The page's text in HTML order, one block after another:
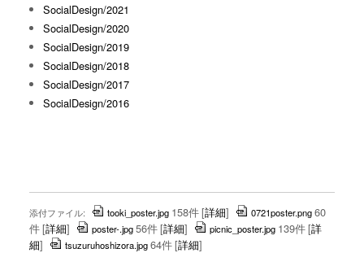
SocialDesign/2021
SocialDesign/2020
SocialDesign/2019
SocialDesign/2018
SocialDesign/2017
SocialDesign/2016
添付ファイル: tooki_poster.jpg 158件[詳細] 0721poster.png60
件[詳細] poster-.jpg56件[詳細] picnic_poster.jpg 139件[詳
細] tsuzuruhoshizora.jpg64件[詳細]